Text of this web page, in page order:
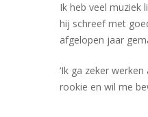
Ik heb veel muziek
hij schreef met
afgelopen jaar
‘Ik ga zeker
rookie en wil me